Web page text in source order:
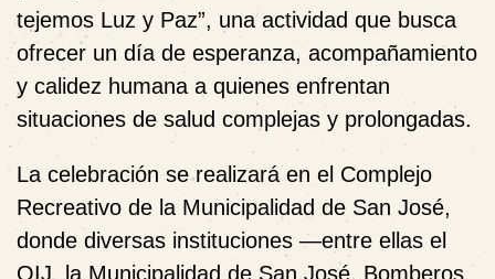
tejemos Luz y Paz”, una actividad que busca
ofrecer un día de esperanza, acompañamiento
y calidez humana a quienes enfrentan
situaciones de salud complejas y prolongadas.
La celebración se realizará en el Complejo
Recreativo de la Municipalidad de San José,
donde diversas instituciones —entre ellas el
OIJ, la Municipalidad de San José, Bomberos,